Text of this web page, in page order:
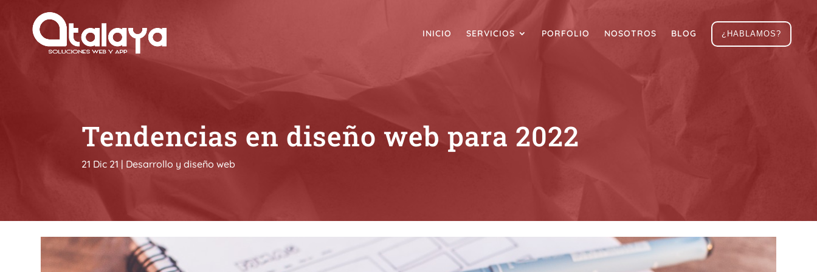
INICIO SERVICIOS PORFOLIO NOSOTROS BLOG ¿HABLAMOS?
Tendencias en diseño web para 2022
21 Dic 21 | Desarrollo y diseño web